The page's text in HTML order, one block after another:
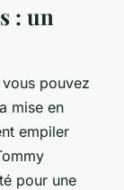
: un
pouvez
mise en
empiler
pour une